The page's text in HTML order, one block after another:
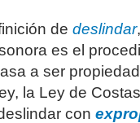
de deslindar
es el
a ser
la Ley de
con